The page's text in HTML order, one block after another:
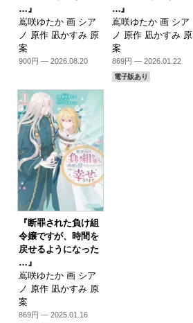
…』
嶌咲ゆたか 画 シア
ノ 原作 凪かすみ 原
案
900円 — 2026.08.20
…』
嶌咲ゆたか 画 シア
ノ 原作 凪かすみ 原
案
869円 — 2026.01.22
電子版あり
『断罪された負け組
令嬢ですが、時間を
戻せるようになった
…』
嶌咲ゆたか 画 シア
ノ 原作 凪かすみ 原
案
869円 — 2025.01.16